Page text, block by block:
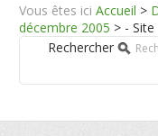
Vous êtes ici Accueil >
décembre 2005 > -
Rechercher